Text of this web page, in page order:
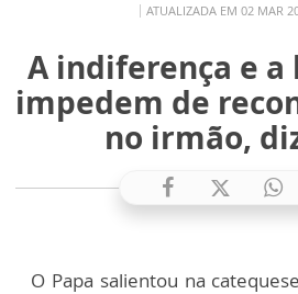
ATUALIZADA EM 02 MAR
A indiferença e
impedem de
no irmão,
O Papa salientou na